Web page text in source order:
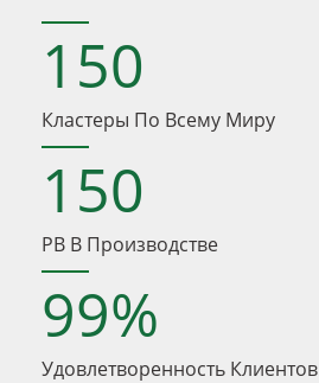
150
Кластеры По Всему Миру
150
PB В Производстве
99%
Удовлетворенность Клиентов